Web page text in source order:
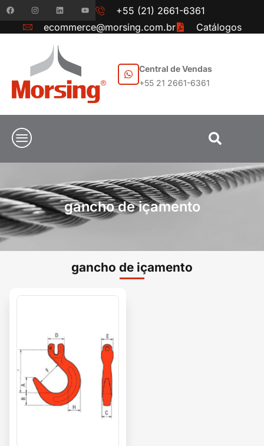
+55 (21) 2661-6361
ecommerce@morsing.com.br
Catálogos
Central de Vendas
+55 21 2661-6361
gancho de içamento
gancho de içamento